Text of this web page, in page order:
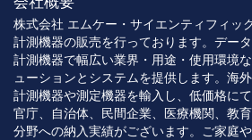
株式会社 エムケー・サイエンティフィッ
計測機器の販売を行っております。デー
計測機器で幅広い業界・用途・使用環境
ューションとシステムを提供します。海
計測機器や測定機器を輸入し、低価格に
官庁、自治体、民間企業、医療機関、教
分野への納入実績がございます。ご家庭